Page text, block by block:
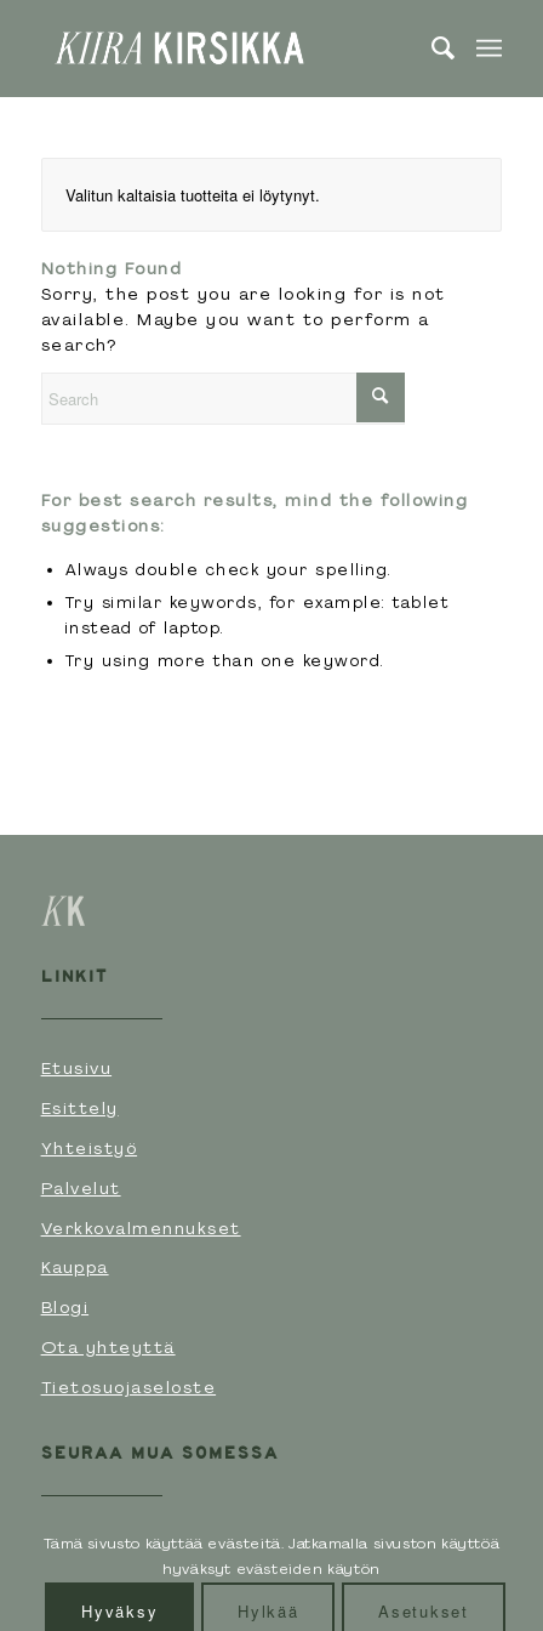
Valitun kaltaisia tuotteita ei löytynyt.
Nothing Found
Sorry, the post you are looking for is not
available. Maybe you want to perform a
search?
For best search results, mind the following
suggestions:
Always double check your spelling.
Try similar keywords, for example: tablet
instead of laptop.
Try using more than one keyword.
LINKIT
Etusivu
Esittely
Yhteistyö
Palvelut
Verkkovalmennukset
Kauppa
Blogi
Ota yhteyttä
Tietosuojaseloste
SEURAA MUA SOMESSA
Tämä sivusto käyttää evästeitä. Jatkamalla sivuston käyttöä
hyväksyt evästeiden käytön
Hyväksy Hylkää Asetukset